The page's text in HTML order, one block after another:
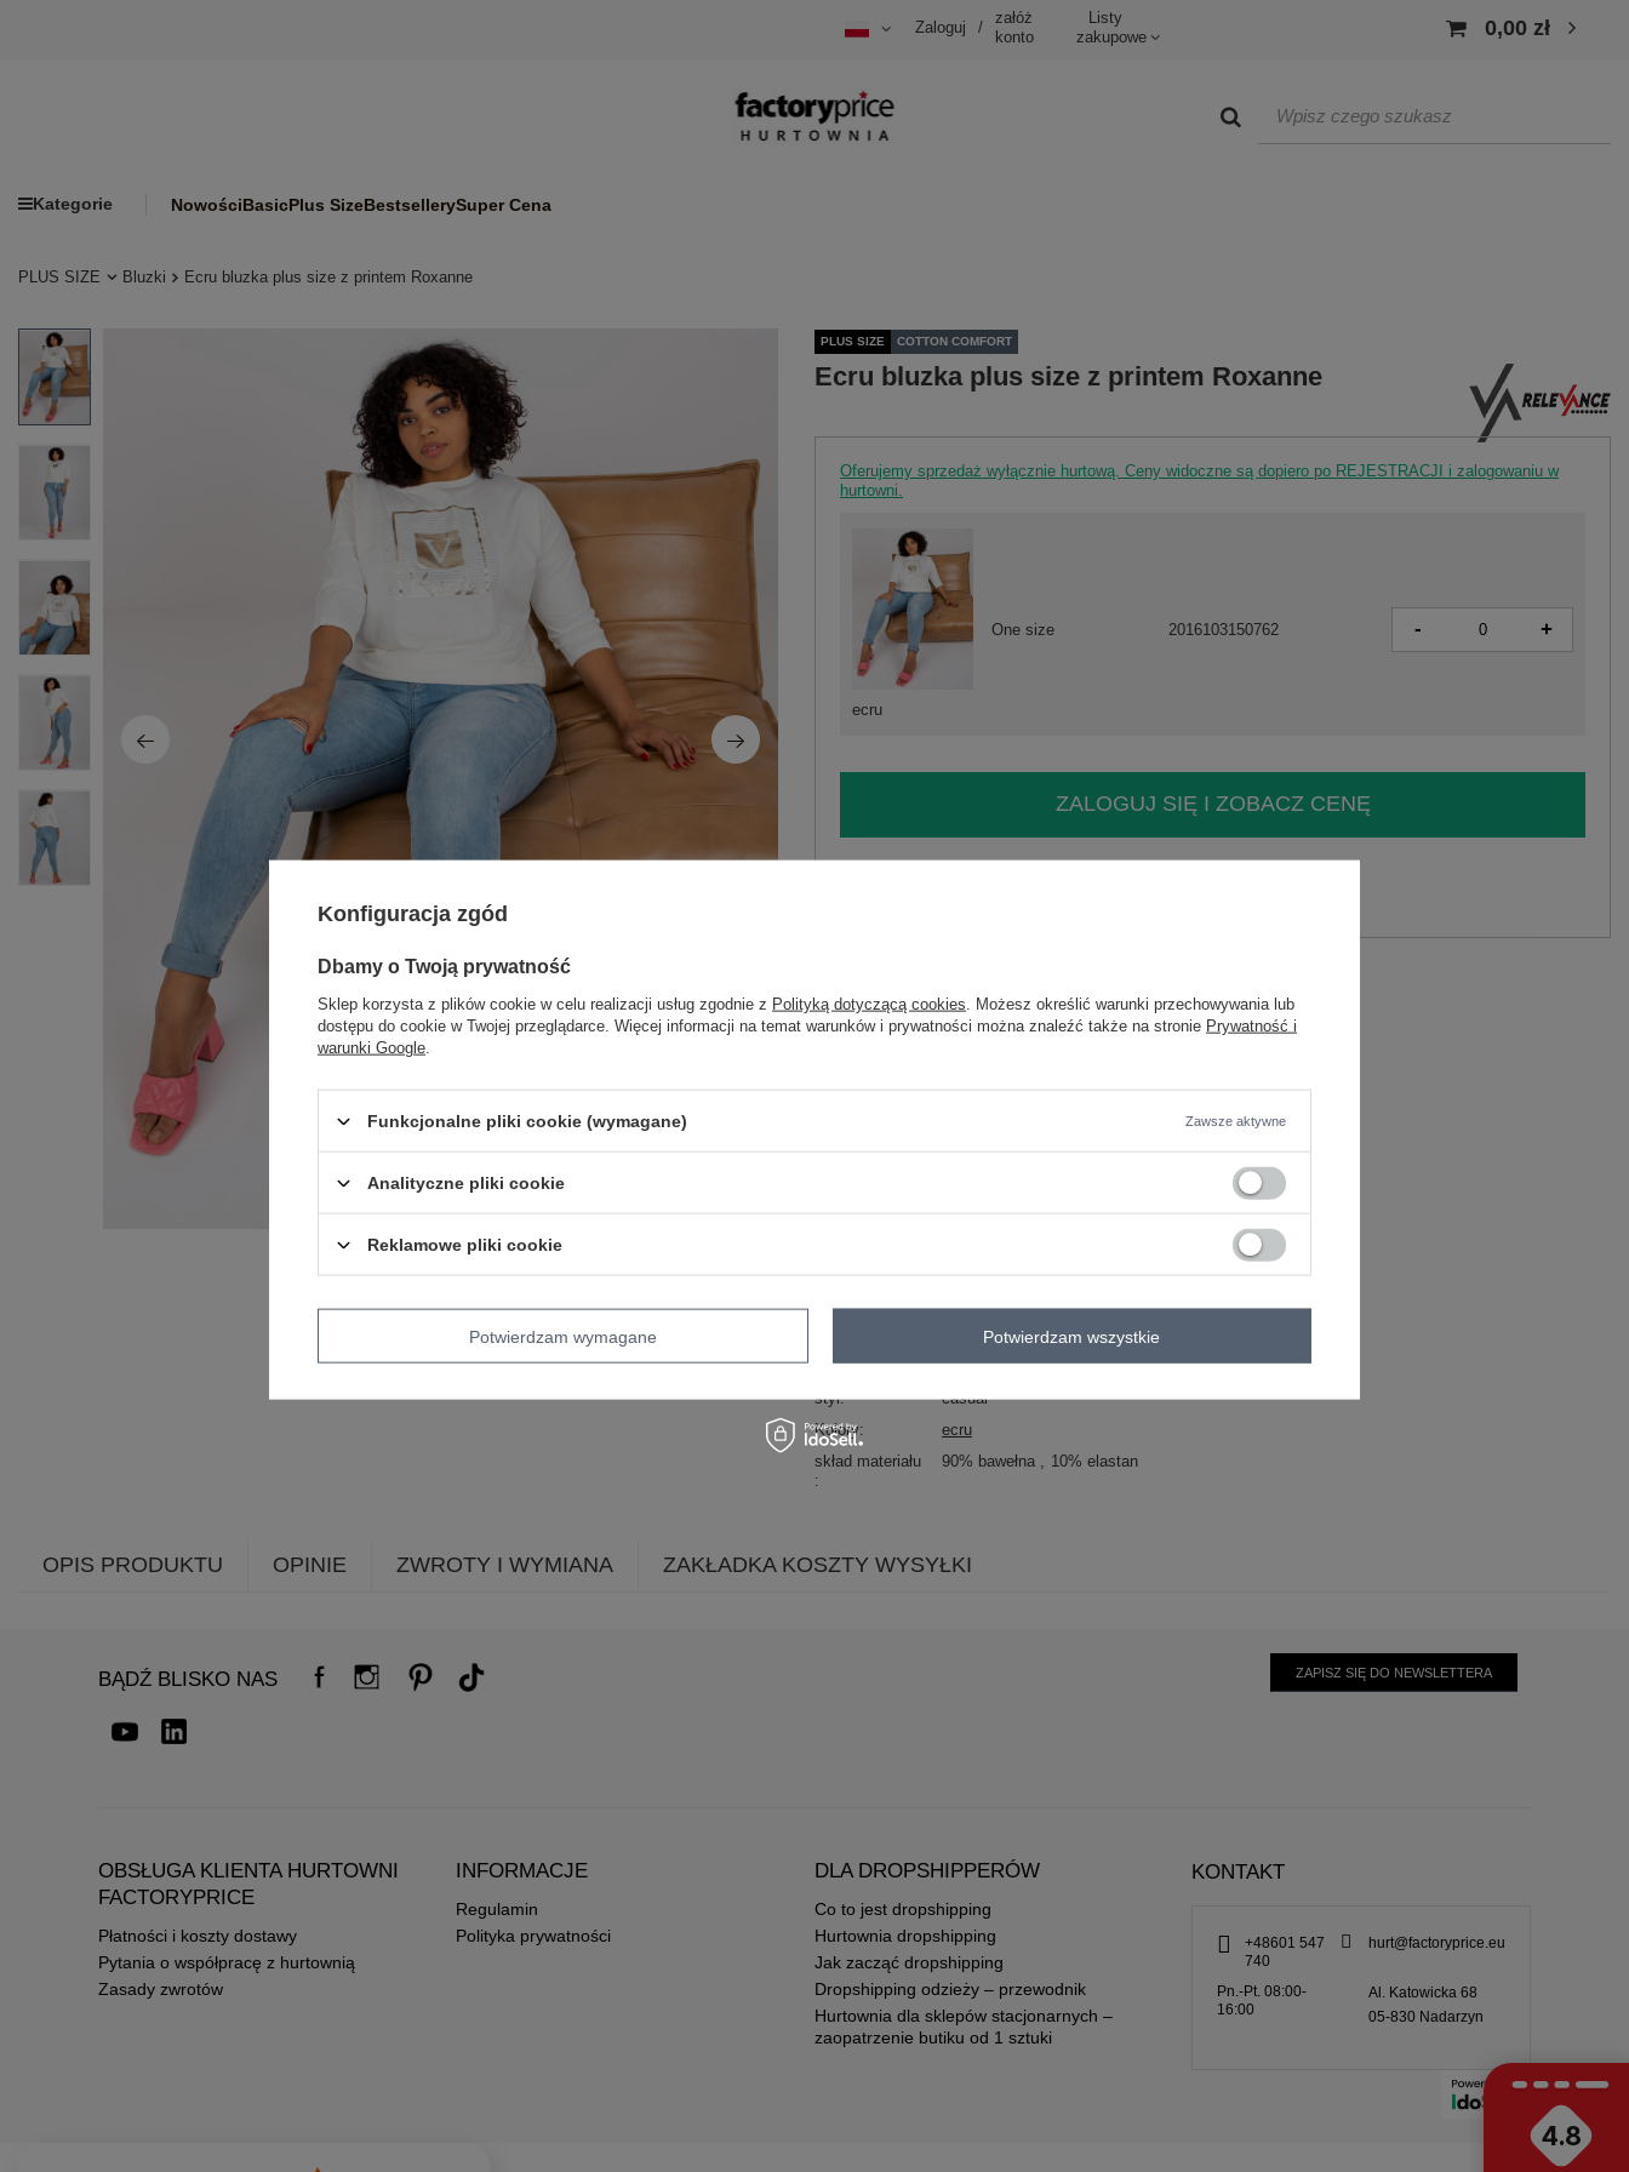
Zaloguj /
załóż
konto
Listy
zakupowe
0,00 zł
Kategorie NowościBasicPlus SizeBestsellerySuper Cena
PLUS SIZE Bluzki Ecru bluzka plus size z printem Roxanne
PLUS SIZE COTTON COMFORT
Ecru bluzka plus size z printem Roxanne
Oferujemy sprzedaż wyłącznie hurtową. Ceny widoczne są dopiero po REJESTRACJI i zalogowaniu w
hurtowni.
ecru
One size 2016103150762 - +
ZALOGUJ SIĘ I ZOBACZ CENĘ
skład materiału: 90% bawełna, 10% elastan
sposób prania: pranie w pralce w 30°C
okazja codzienne do pracy
styl
casual
Kolory
ecru
skład materiału
90% bawełna 10% elastan
OPIS PRODUKTU OPINIE ZWROTY I WYMIANA ZAKŁADKA KOSZTY WYSYŁKI
BĄDŹ BLISKO NAS ZAPISZ SIĘ DO NEWSLETTERA
OBSŁUGA KLIENTA HURTOWNI
FACTORYPRICE
Płatności i koszty dostawy
Pytania o współpracę z hurtownią
Zasady zwrotów
INFORMACJE
Regulamin
Polityka prywatności
DLA DROPSHIPPERÓW
Co to jest dropshipping
Hurtownia dropshipping
Jak zacząć dropshipping
Dropshipping odzieży – przewodnik
Hurtownia dla sklepów stacjonarnych –
zaopatrzenie butiku od 1 sztuki
KONTAKT
+48601 547
740
hurt@factoryprice.eu
Pn.-Pt. 08:00-
16:00
Al. Katowicka 68
05-830 Nadarzyn
4.8
Konfiguracja zgód
Dbamy o Twoją prywatność
Sklep korzysta z plików cookie w celu realizacji usług zgodnie z Polityką dotyczącą cookies . Możesz określić warunki przechowywania lub
dostępu do cookie w Twojej przeglądarce. Więcej informacji na temat warunków i prywatności można znaleźć także na stronie Prywatność i
warunki Google
Funkcjonalne pliki cookie (wymagane) Zawsze aktywne
Analityczne pliki cookie
Reklamowe pliki cookie
Potwierdzam wymagane Potwierdzam wszystkie